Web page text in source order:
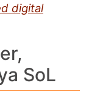
digital
SoL